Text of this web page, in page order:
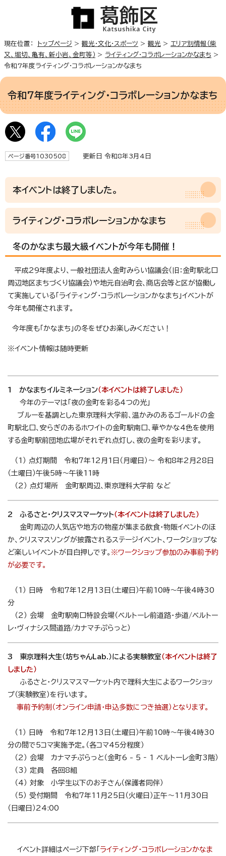
現在位置： トップページ > 観光・文化・スポーツ > 観光 > エリア別情報（柴
又、堀切、亀有、新小岩、金町等） > ライティング・コラボレーションかなまち >
令和7年度ライティング・コラボレーションかなまち
令和7年度ライティング・コラボレーションかなまち
ページ番号1030508 更新日 令和8年3月4日
本イベントは終了しました。
ライティング・コラボレーションかなまち
冬のかなまち最大級イベントが今年も開催！
平成29年度より、一般社団法人金町みらい協議会（旧：金町駅北口
周辺地区まちづくり協議会）や地元自治町会、商店会等と区が協働し
て実施している「ライティング・コラボレーションかなまち」イベントが
今年も開催されます。
今年度も「かなまち」の冬をぜひお楽しみください！
※イベント情報は随時更新
1 かなまちイルミネーション（本イベントは終了しました）
今年のテーマは「夜の金町を彩る4つの光」
ブルーを基調とした東京理科大学前、温かみのあるゴールドの金
町駅北口、安らぎのあるホワイトの金町駅南口、華やかな4色を使用
する金町駅前団地広場がそれぞれ点灯し、夜の金町を彩ります。
（1） 点灯期間 令和7年12月1日（月曜日）～ 令和8年2月28日
（土曜日）午後5時～午後11時
（2） 点灯場所 金町駅周辺、東京理科大学前 など
2 ふるさと・クリスマスマーケット（本イベントは終了しました）
金町周辺の人気店や地方の物産が集まる飲食・物販イベントのほ
か、クリスマスソングが披露されるステージイベント、ワークショップな
ど楽しいイベントが目白押しです。 ※ワークショップ参加のみ事前予約
が必要です。
（1） 日時 令和7年12月13日（土曜日）午前10時～午後4時30
分
（2） 会場 金町駅南口特設会場（ベルトーレ前道路・歩道/ベルトー
レ・ヴィナシス間道路/カナマチぷらっと）
3 東京理科大生（坊ちゃんLab.）による実験教室（本イベントは終了
しました）
ふるさと・クリスマスマーケット内で理科大生によるワークショッ
プ（実験教室）を行います。
事前予約制（オンライン申請・申込多数につき抽選）となります。
（1） 日時 令和7年12月13日（土曜日）午前10時～午後4時30
分の間で5コマ実施予定。（各コマ45分程度）
（2） 会場 カナマチぷらっと（金町6 - 5 ‐ 1 ベルトーレ金町3階）
（3） 定員 各回8組
（4） 対象 小学生以下のお子さん（保護者同伴）
（5） 受付期間 令和7年11月25日（火曜日）正午～11月30日
（日曜日）24:00
イベント詳細はページ下部「 ライティング・コラボレーションかなま